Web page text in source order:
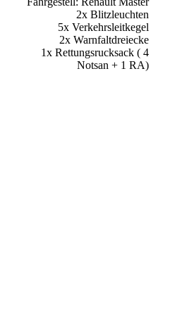
2x Blitzleuchten
5x Verkehrsleitkegel
2x Warnfaltdreiecke
1x Rettungsrucksack ( 4
Notsan + 1 RA)